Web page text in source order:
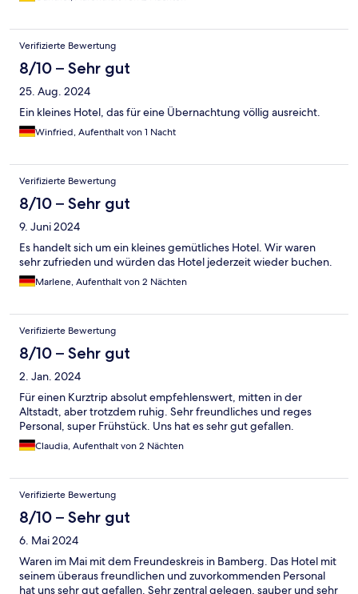
Verifizierte Bewertung
8/10 – Sehr gut
25. Aug. 2024
Ein kleines Hotel, das für eine Übernachtung völlig ausreicht.
Winfried, Aufenthalt von 1 Nacht
Verifizierte Bewertung
8/10 – Sehr gut
9. Juni 2024
Es handelt sich um ein kleines gemütliches Hotel. Wir waren
sehr zufrieden und würden das Hotel jederzeit wieder buchen.
Marlene, Aufenthalt von 2 Nächten
Verifizierte Bewertung
8/10 – Sehr gut
2. Jan. 2024
Für einen Kurztrip absolut empfehlenswert, mitten in der
Altstadt, aber trotzdem ruhig. Sehr freundliches und reges
Personal, super Frühstück. Uns hat es sehr gut gefallen.
Claudia, Aufenthalt von 2 Nächten
Verifizierte Bewertung
8/10 – Sehr gut
6. Mai 2024
Waren im Mai mit dem Freundeskreis in Bamberg. Das Hotel mit
seinem überaus freundlichen und zuvorkommenden Personal
hat uns sehr gut gefallen. Sehr zentral gelegen, sauber und sehr